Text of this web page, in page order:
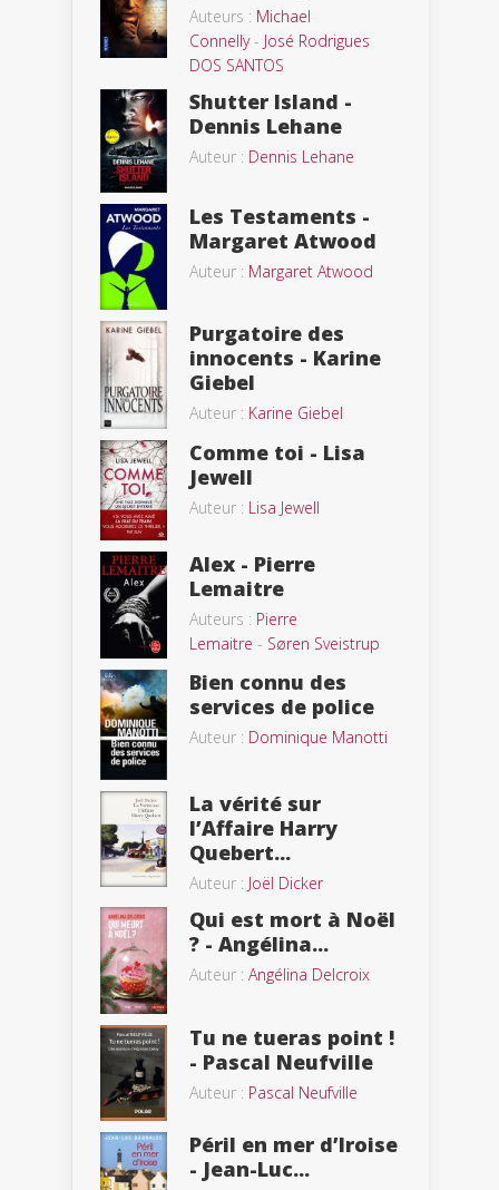
Auteurs : Michael
Connelly- José Rodrigues
DOS SANTOS
Shutter Island -
Dennis Lehane
Auteur : Dennis Lehane
Les Testaments -
Margaret Atwood
Auteur : Margaret Atwood
Purgatoire des
innocents - Karine
Giebel
Auteur : Karine Giebel
Comme toi - Lisa
Jewell
Auteur : Lisa Jewell
Alex - Pierre
Lemaitre
Auteurs : Pierre
Lemaitre - Søren Sveistrup
Bien connu des
services de police
Auteur : Dominique Manotti
La vérité sur
l’Affaire Harry
Quebert...
Auteur : Joël Dicker
Qui est mort à Noël
? - Angélina...
Auteur : Angélina Delcroix
Tu ne tueras point !
- Pascal Neufville
Auteur : Pascal Neufville
Péril en mer d’Iroise
- Jean-Luc...